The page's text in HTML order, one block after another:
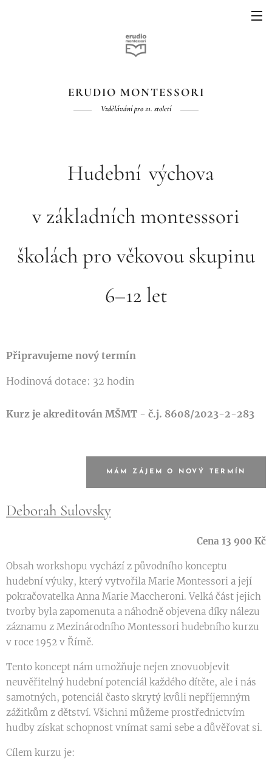
ERUDIO MONTESSORI
Vzdělávání pro 21. století
Hudební výchova
v základních montesssori
školách pro věkovou skupinu
6–12 let
Připravujeme nový termín
Hodinová dotace: 32 hodin
Kurz je akreditován MŠMT - č.j. 8608/2023-2-283
MÁM ZÁJEM O NOVÝ TERMÍN
Deborah Sulovsky
Cena 13 900 Kč
Obsah workshopu vychází z původního konceptu
hudební výuky, který vytvořila Marie Montessori a její
pokračovatelka Anna Marie Maccheroni. Velká část jejich
tvorby byla zapomenuta a náhodně objevena díky nálezu
záznamu z Mezinárodního Montessori hudebního kurzu
v roce 1952 v Římě.
Tento koncept nám umožňuje nejen znovuobjevit
neuvěřitelný hudební potenciál každého dítěte, ale i nás
samotných, potenciál často skrytý kvůli nepříjemným
zážitkům z dětství. Všichni můžeme prostřednictvím
hudby získat schopnost vnímat sami sebe a důvěřovat si.
Cílem kurzu je: